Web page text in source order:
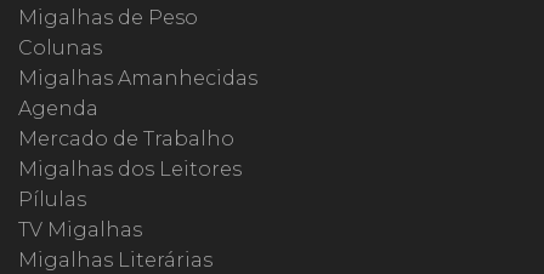
Migalhas de Peso
Colunas
Migalhas Amanhecidas
Agenda
Mercado de Trabalho
Migalhas dos Leitores
Pílulas
TV Migalhas
Migalhas Literárias